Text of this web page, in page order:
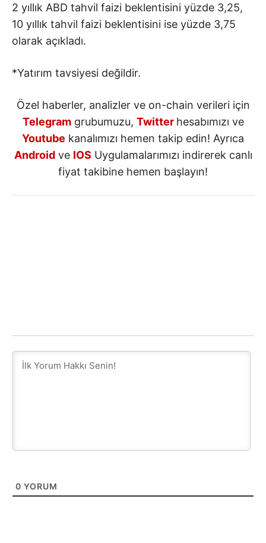
2 yıllık ABD tahvil faizi beklentisini yüzde 3,25,
10 yıllık tahvil faizi beklentisini ise yüzde 3,75
olarak açıkladı.
*Yatırım tavsiyesi değildir.
Özel haberler, analizler ve on-chain verileri için
Telegramgrubumuzu, Twitter hesabımızı ve
Youtube kanalımızı hemen takip edin! Ayrıca
Androidve IOS Uygulamalarımızı indirerek canlı
fiyat takibine hemen başlayın!
0 YORUM